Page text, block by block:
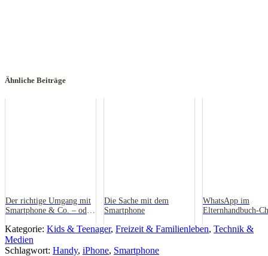
Ähnliche Beiträge
Der richtige Umgang mit
Smartphone & Co. – oder:
weg!
Die Sache mit dem
Smartphone
WhatsApp im
Elternhandbuch-
Kategorie: Kids & Teenager, Freizeit & Familienleben, Technik &
Medien
Schlagwort: Handy, iPhone, Smartphone